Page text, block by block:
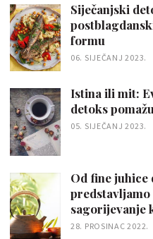
Siječanjski
formu
06. SIJEČANJ 2023.
Istina ili mit:
detoks
05. SIJEČANJ 2023.
Od fine juhice
predstavljamo
sagorijevanje
28. PROSINAC 2022.